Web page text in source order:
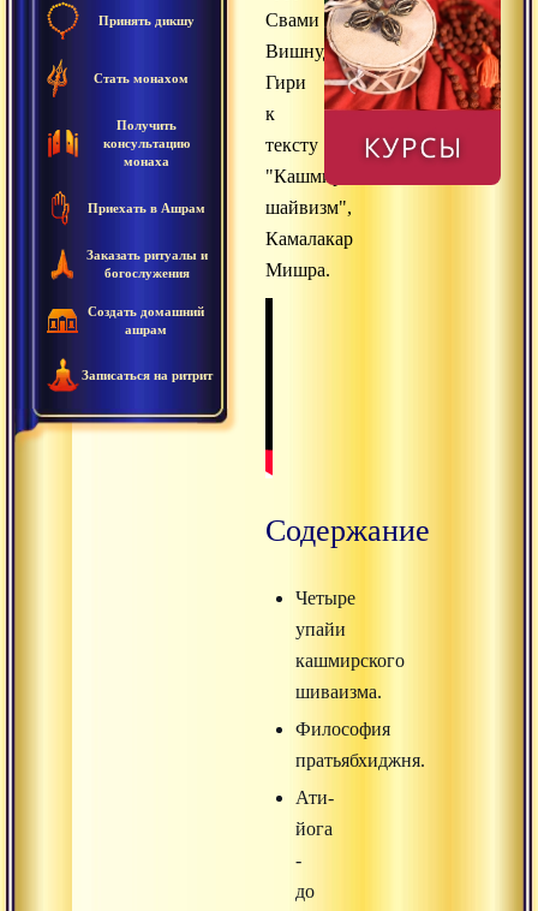
Принять дикшу
Стать монахом
Получить
консультацию
монаха
Приехать в Ашрам
Заказать ритуалы и
богослужения
Создать домашний
ашрам
Записаться на ритрит
Свами
Вишнудевананда
Гири
к
тексту
"Кашмирский
шайвизм",
Камалакар
Мишра.
Содержание
Четыре
упайи
кашмирского
шиваизма.
Философия
пратьябхиджня.
Ати-
йога
-
до